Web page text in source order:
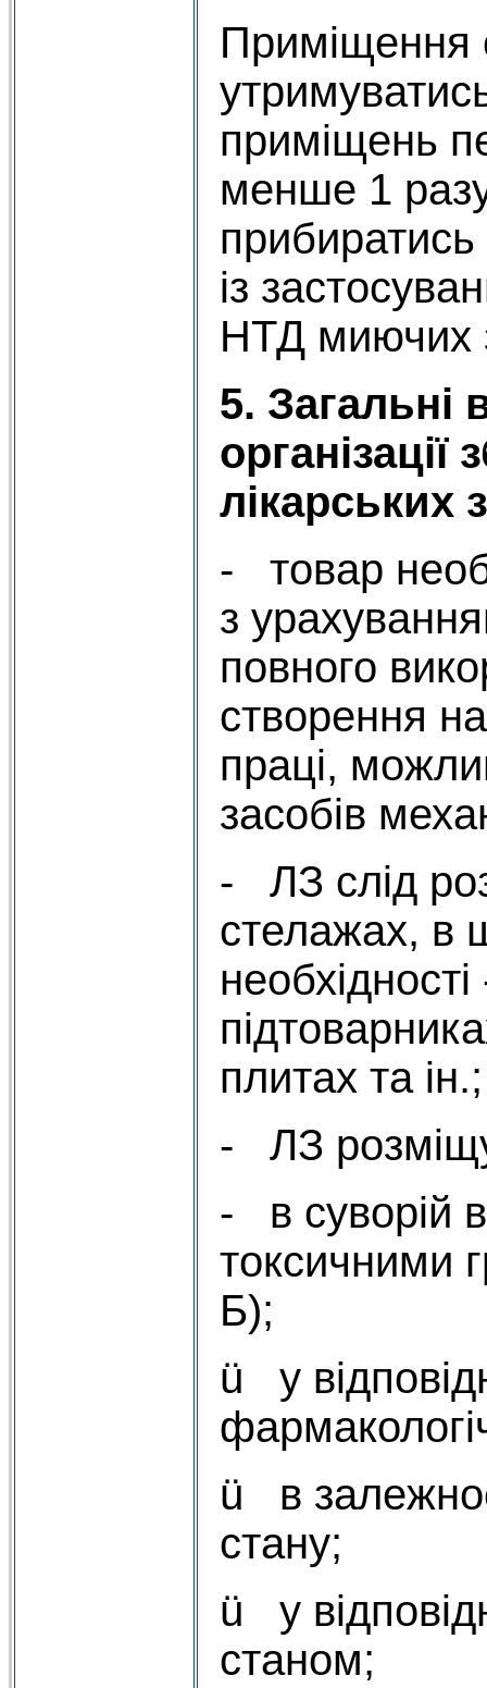
Приміщення
приміщень
менше 1
із
НТД миючих
5. Загальні
організації
лікарських
- товар
з
повного
створення
праці,
засобів
- ЛЗ слід
стелажах, в
плитах та ін.;
- ЛЗ
- в суворій
токсичними
Б);
ü у
ü в
стану;
ü у
станом;